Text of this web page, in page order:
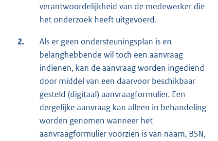
verantwoordelijkheid van de medewerker die
het onderzoek heeft uitgevoerd.
2.
Als er geen ondersteuningsplan is en
belanghebbende wil toch een aanvraag
indienen, kan de aanvraag worden ingediend
door middel van een daarvoor beschikbaar
gesteld (digitaal) aanvraagformulier. Een
dergelijke aanvraag kan alleen in behandeling
worden genomen wanneer het
aanvraagformulier voorzien is van naam, BSN,